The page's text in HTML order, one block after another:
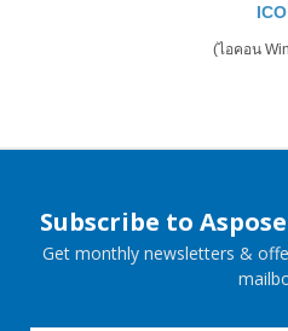
ICO
(ไอคอน
Subscribe to
Get monthly newsletters &